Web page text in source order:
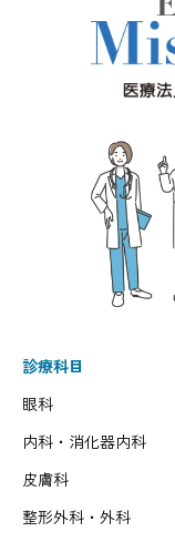
診療科目
眼科
内科・消化器内科
皮膚科
整形外科・外科